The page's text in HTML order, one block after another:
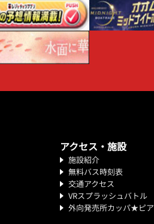
アクセス・施設
施設紹介
無料バス時刻表
交通アクセス
VRスプラッシュバトル
外向発売所カッパ★ピア